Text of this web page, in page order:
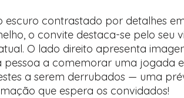
escuro contrastado por detalhes
o convite destaca-se pelo seu
O lado direito apresenta
pessoa a comemorar uma jogada
a serem derrubados — uma
que espera os convidados!